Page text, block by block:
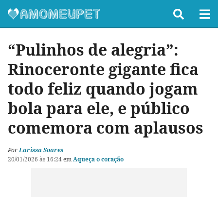
“Pulinhos de alegria”:
Rinoceronte gigante fica
todo feliz quando jogam
bola para ele, e público
comemora com aplausos
PorLarissa Soares
20/01/2026 às 16:24emAqueça o coração